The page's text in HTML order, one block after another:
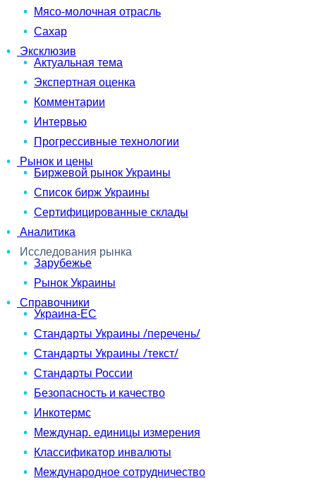
Мясо-молочная отрасль
Сахар
Эксклюзив
Актуальная тема
Экспертная оценка
Комментарии
Интервью
Прогрессивные технологии
Рынок и цены
Биржевой рынок Украины
Список бирж Украины
Сертифицированные склады
Аналитика
Исследования рынка
Зарубежье
Рынок Украины
Справочники
Украина-ЕС
Стандарты Украины /перечень/
Стандарты Украины /текст/
Стандарты России
Безопасность и качество
Инкотермс
Междунар. единицы измерения
Классификатор инвалюты
Международное сотрудничество